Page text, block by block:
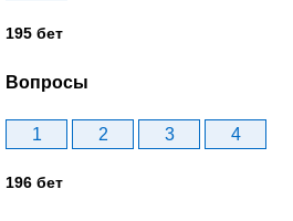
195 бет
Вопросы
1 2 3 4
196 бет